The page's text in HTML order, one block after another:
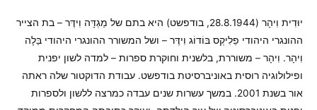
יוּדִית וִיהָר (28.8.1944, בודפשט) היא בתם של מַגְדָּה וִידֶּר – בת הצייר
ההונגרי היהודי פֵלִיקְס בּוֹדוֹג וִידֶּר – ושל המשורר ההונגרי היהודי בֵּלָה
וִיהָר. וִיהָר – משוררת, בלשנית וחוקרת ספרות – למדה לשון יפנית
ופילולוגיה רוסית באוניברסיטת בודפשט. עבודת הדוקטור שלה ראתה
אור בשנת 2001. במשך עשרות שנים עבדה כמרצה ללשון ולספרות